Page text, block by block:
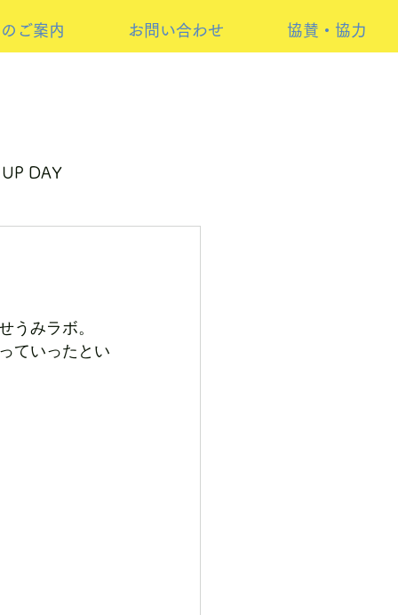
ご案内 お問い合わせ 協賛・協力
DAY
うみラボ。
ていったとい